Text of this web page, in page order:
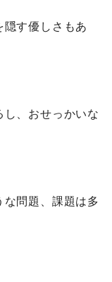
す優しさもあ
、おせっかいな
な問題、課題は多